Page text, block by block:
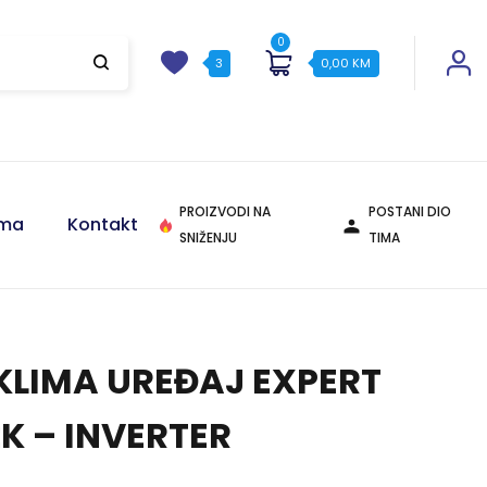
3
0
0,00 KM
Kontakt
PROIZVODI NA
SNIŽENJU
POSTANI DIO
TIMA
UREĐAJ EXPERT
– INVERTER